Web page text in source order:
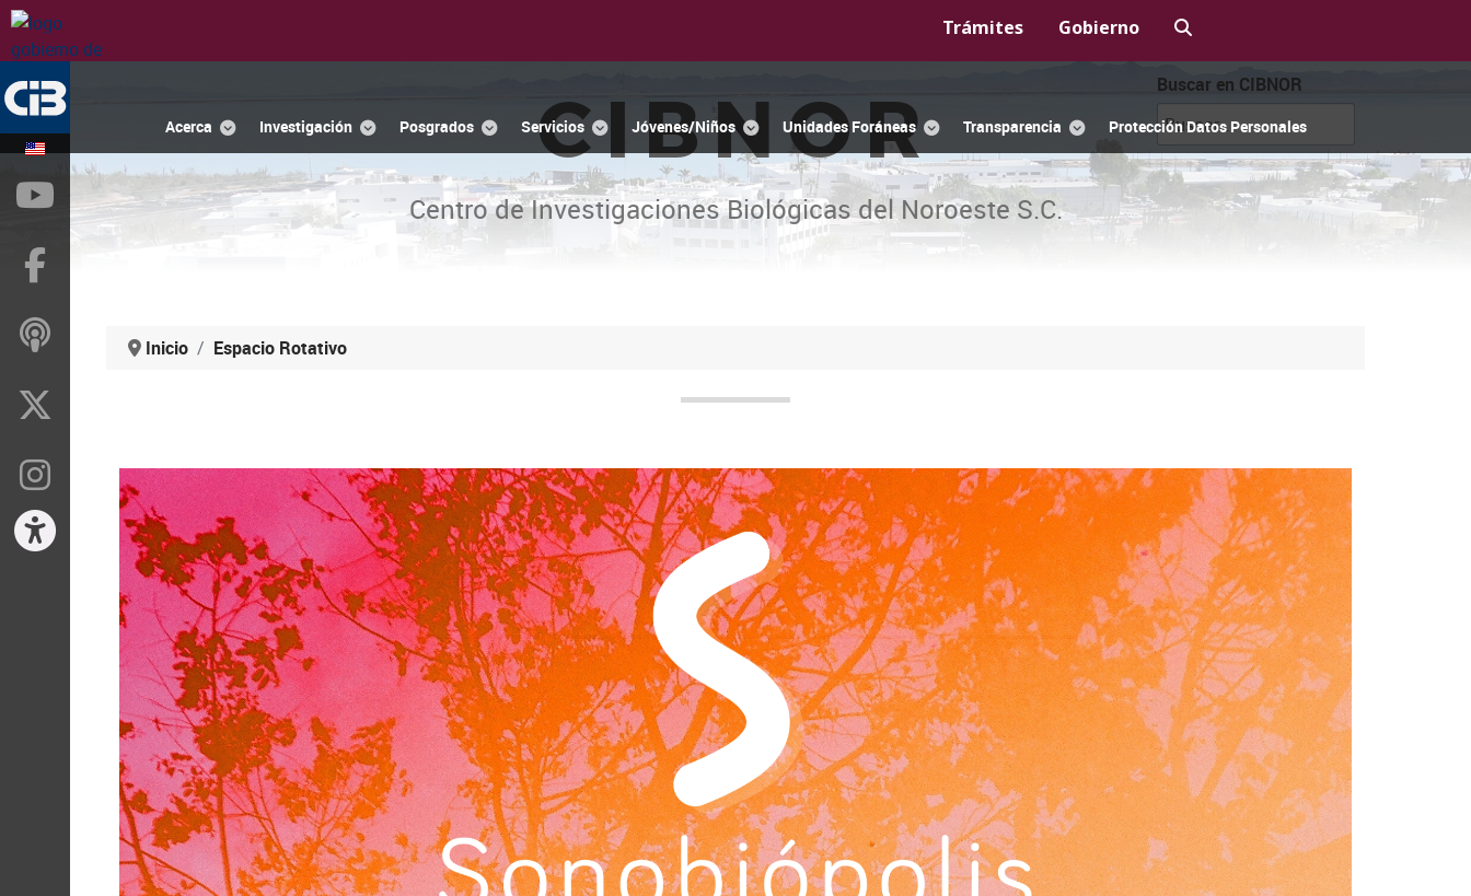
Trámites Gobierno
Acerca Investigación Posgrados Servicios Jóvenes/Niños Unidades Foráneas Transparencia Protección Datos Personales
CIBNOR
Centro de Investigaciones Biológicas del Noroeste S.C.
Buscar en CIBNOR
Inicio Espacio Rotativo
YouTube
ivoox
Instragram